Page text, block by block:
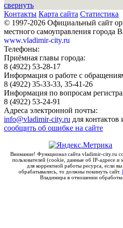
свернуть
Контакты Карта сайта Статистика
© 1997-2026 Официальный сайт
местного самоуправления города
www.vladimir-city.ru
Телефоны:
Приёмная главы города:
8 (4922) 53-28-17
Информация о работе с
8 (4922) 35-33-33, 35-41-26
Информация по вопросам
8 (4922) 53-24-91
Адреса электронной почты:
info@vladimir-city.ru для
сообщить об ошибке на сайте
Внимание! Функционал сайта vladimir-city.ru
пользователей (cookie, данные об IP-адресе
для корректной работы ресурса, если
обрабатывались, то должны покинуть сайт.
Владимира в отношении